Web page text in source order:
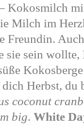
Kokosmilch
Milch im
Freundin.
sein wollte,
Herbst,
coconut
big. White